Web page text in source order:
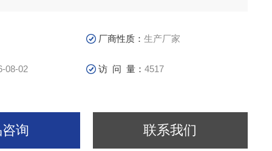
厂商性质：生产厂家
08-02 访 问 量：4517
询 联系我们